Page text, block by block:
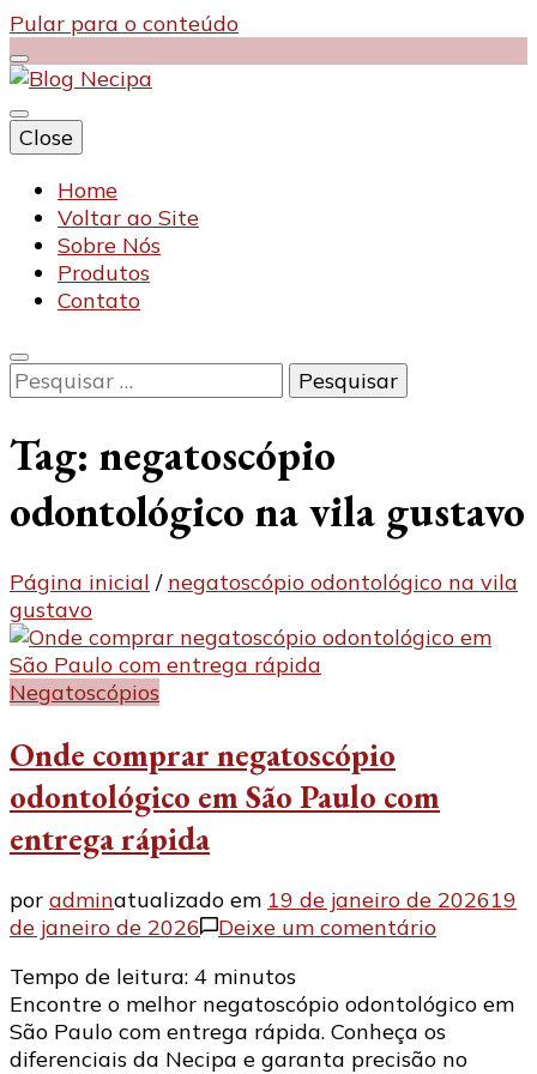
Pular para o conteúdo
Blog Necipa
Close
Home
Voltar ao Site
Sobre Nós
Produtos
Contato
Pesquisar
por:
Tag: negatoscópio
odontológico na vila gustavo
Página inicial / negatoscópio odontológico na vila
gustavo
Negatoscópios
Onde comprar negatoscópio
odontológico em São Paulo com
entrega rápida
por adminatualizado em 19 de janeiro de 202619
de janeiro de 2026
Deixe um comentárioem
em
Tempo de leitura: 4 minutos
Encontre o melhor negatoscópio odontológico em
São Paulo com entrega rápida. Conheça os
diferenciais da Necipa e garanta precisão no